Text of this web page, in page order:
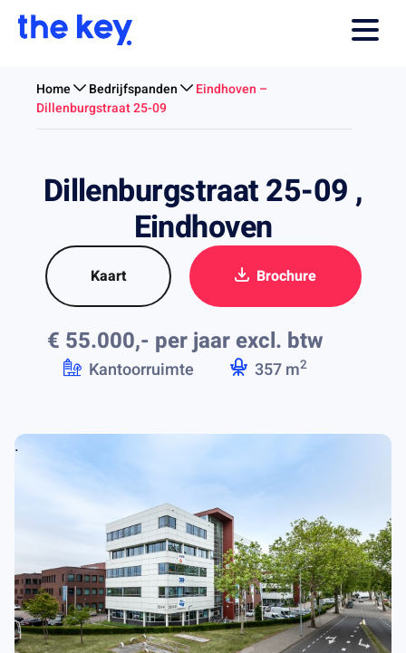
Home Bedrijfspanden
Eindhoven –
Dillenburgstraat 25-09
Dillenburgstraat 25-09 ,
Eindhoven
Kaart Brochure
€ 55.000,- per jaar excl. btw
Kantoorruimte 357 m2
.